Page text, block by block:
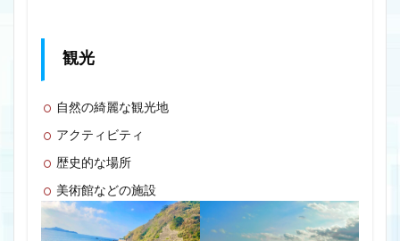
観光
自然の綺麗な観光地
アクティビティ
歴史的な場所
美術館などの施設